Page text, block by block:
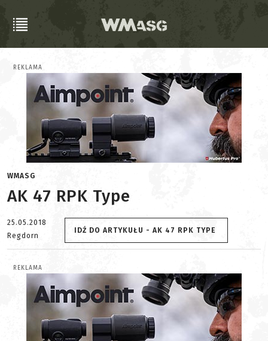
REKLAMA
WMASG
AK 47 RPK Type
25.05.2018
Regdorn
IDŹ DO ARTYKUŁU - AK 47 RPK TYPE
REKLAMA